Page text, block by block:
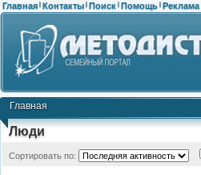
Главная | Контакты | Поиск | Помощь | Реклама
Главная
Люди
Сортировать по: